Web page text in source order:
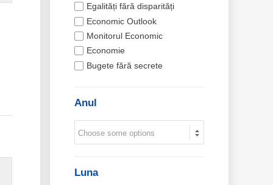
Egalități fără disparități
Economic Outlook
Monitorul Economic
Economie
Bugete fără secrete
Anul
Luna